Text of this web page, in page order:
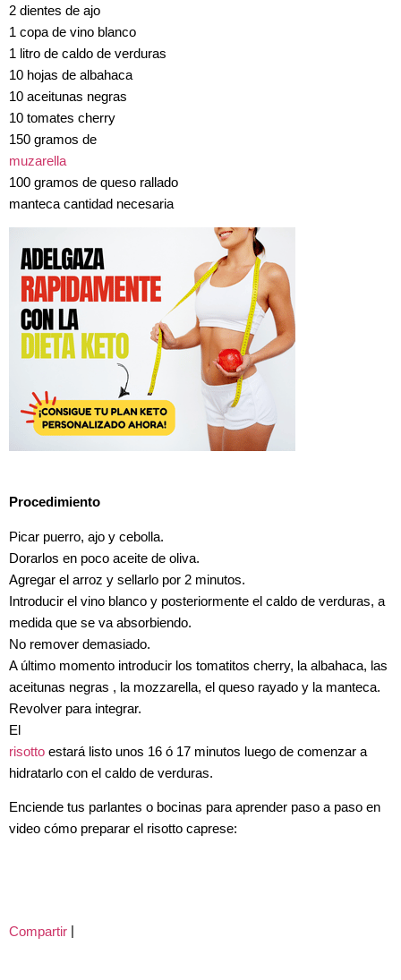
2 dientes de ajo
1 copa de vino blanco
1 litro de caldo de verduras
10 hojas de albahaca
10 aceitunas negras
10 tomates cherry
150 gramos de
muzarella
100 gramos de queso rallado
manteca cantidad necesaria
Procedimiento
Picar puerro, ajo y cebolla.
Dorarlos en poco aceite de oliva.
Agregar el arroz y sellarlo por 2 minutos.
Introducir el vino blanco y posteriormente el caldo de verduras, a
medida que se va absorbiendo.
No remover demasiado.
A último momento introducir los tomatitos cherry, la albahaca, las
aceitunas negras , la mozzarella, el queso rayado y la manteca.
Revolver para integrar.
El
risotto estará listo unos 16 ó 17 minutos luego de comenzar a
hidratarlo con el caldo de verduras.
Enciende tus parlantes o bocinas para aprender paso a paso en
video cómo preparar el risotto caprese:
Compartir